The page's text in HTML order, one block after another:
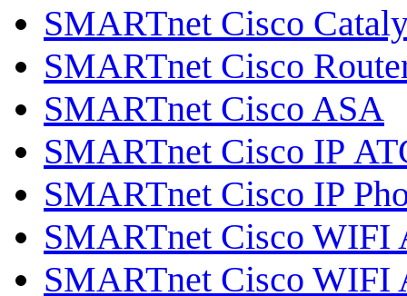
SMARTnet Cisco
SMARTnet Cisco
SMARTnet Cisco ASA
SMARTnet Cisco IP
SMARTnet Cisco IP
SMARTnet Cisco WIFI
SMARTnet Cisco WIFI